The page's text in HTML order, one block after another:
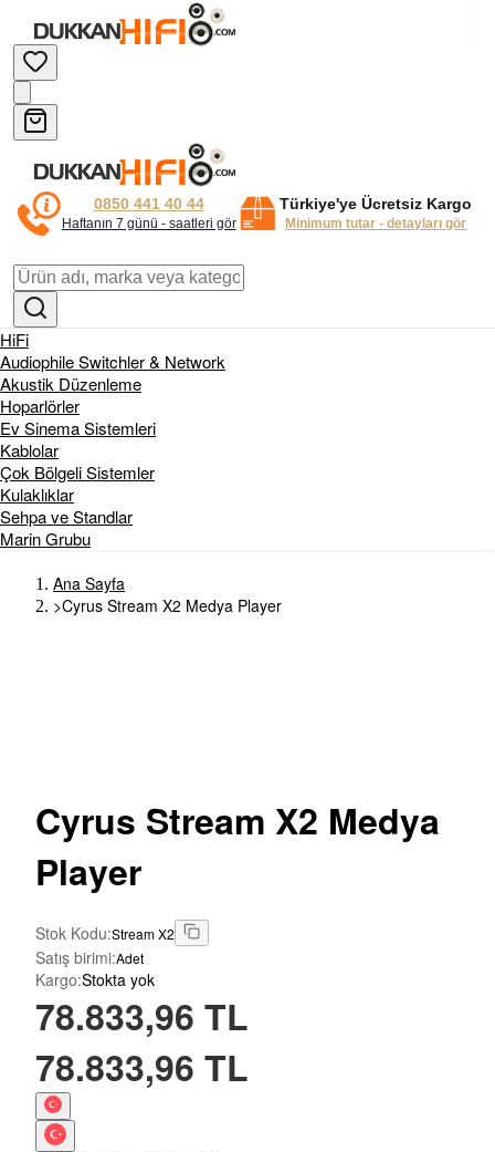
0850 441 40 44
Haftanın 7 günü - saatleri gör
Türkiye'ye Ücretsiz Kargo
Minimum tutar - detayları gör
HiFi
Audiophile Switchler & Network
Akustik Düzenleme
Hoparlörler
Ev Sinema Sistemleri
Kablolar
Çok Bölgeli Sistemler
Kulaklıklar
Sehpa ve Standlar
Marin Grubu
Ana Sayfa
>Cyrus Stream X2 Medya Player
Cyrus Stream X2 Medya
Player
Stok Kodu:Stream X2
Satış birimi:Adet
Kargo:Stokta yok
78.833,96 TL
78.833,96 TL